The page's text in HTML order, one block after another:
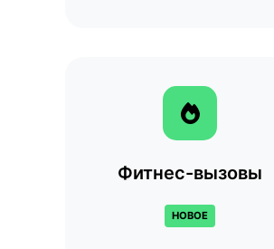
Фитнес-вызовы
НОВОЕ